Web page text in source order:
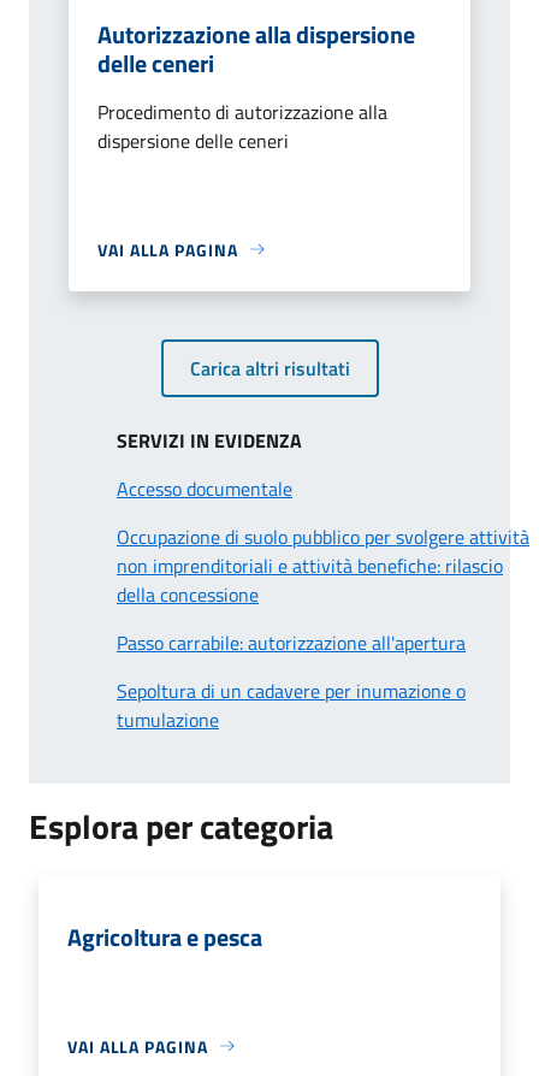
Autorizzazione alla dispersione
delle ceneri
Procedimento di autorizzazione alla
dispersione delle ceneri
VAI ALLA PAGINA
Carica altri risultati
SERVIZI IN EVIDENZA
Accesso documentale
Occupazione di suolo pubblico per svolgere attività
non imprenditoriali e attività benefiche: rilascio
della concessione
Passo carrabile: autorizzazione all'apertura
Sepoltura di un cadavere per inumazione o
tumulazione
Esplora per categoria
Agricoltura e pesca
VAI ALLA PAGINA